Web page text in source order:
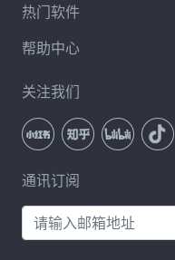
热门软件
帮助中心
关注我们
通讯订阅